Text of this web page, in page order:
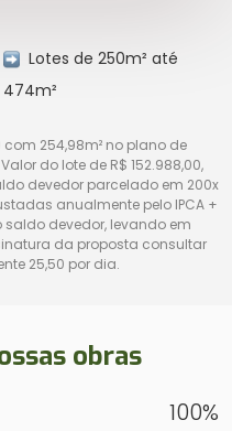
Lotes de 250m² até
474m²
254,98m² no plano de
do lote de R$ 152.988,00,
devedor parcelado em 200x
anualmente pelo IPCA +
saldo devedor, levando em
da proposta consultar
25,50 por dia.
obras
100%